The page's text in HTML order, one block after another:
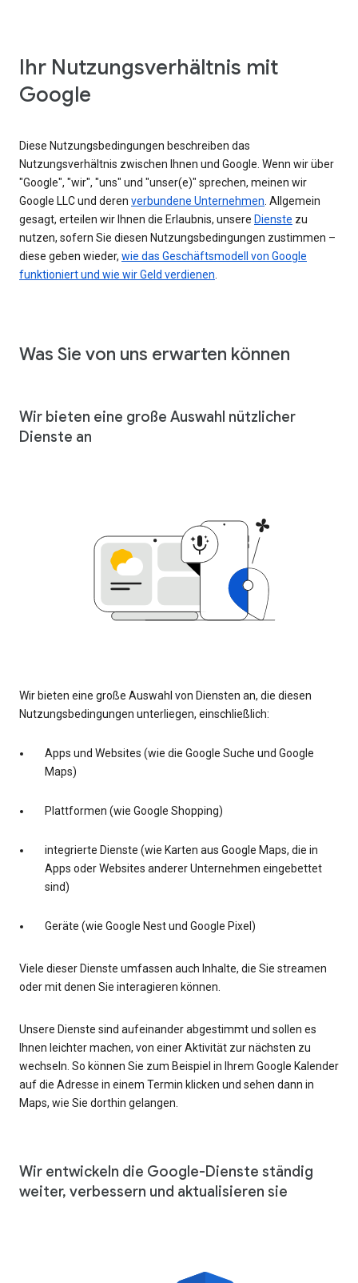
Ihr Nutzungsverhältnis mit
Google
Diese Nutzungsbedingungen beschreiben das
Nutzungsverhältnis zwischen Ihnen und Google. Wenn wir über
"Google", "wir", "uns" und "unser(e)" sprechen, meinen wir
Google LLC und deren verbundene Unternehmen . Allgemein
gesagt, erteilen wir Ihnen die Erlaubnis, unsere Dienste zu
nutzen, sofern Sie diesen Nutzungsbedingungen zustimmen –
diese geben wieder, wie das Geschäftsmodell von Google
funktioniert und wie wir Geld verdienen
Was Sie von uns erwarten können
Wir bieten eine große Auswahl nützlicher
Dienste an
Wir bieten eine große Auswahl von Diensten an, die diesen
Nutzungsbedingungen unterliegen, einschließlich:
Apps und Websites (wie die Google Suche und Google
Maps)
Plattformen (wie Google Shopping)
integrierte Dienste (wie Karten aus Google Maps, die in
Apps oder Websites anderer Unternehmen eingebettet
sind)
Geräte (wie Google Nest und Google Pixel)
Viele dieser Dienste umfassen auch Inhalte, die Sie streamen
oder mit denen Sie interagieren können.
Unsere Dienste sind aufeinander abgestimmt und sollen es
Ihnen leichter machen, von einer Aktivität zur nächsten zu
wechseln. So können Sie zum Beispiel in Ihrem Google Kalender
auf die Adresse in einem Termin klicken und sehen dann in
Maps, wie Sie dorthin gelangen.
Wir entwickeln die Google-Dienste ständig
weiter, verbessern und aktualisieren sie